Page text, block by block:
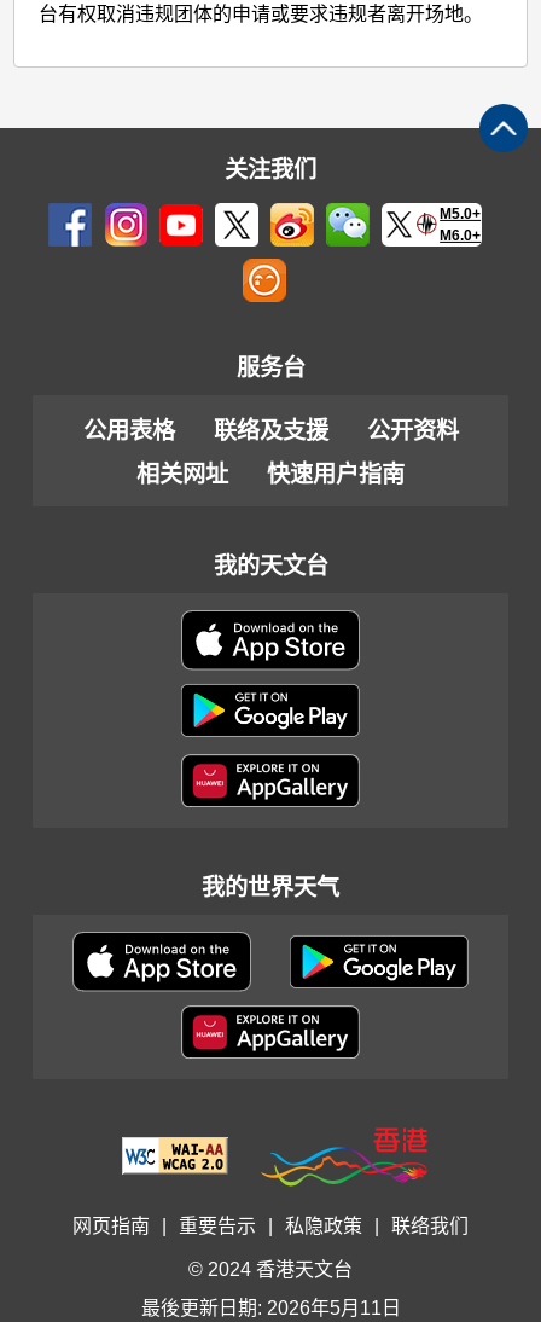
台有权取消违规团体的申请或要求违规者离开场地。
关注我们
M5.0+
M6.0+
服务台
公用表格 联络及支援
公开资料
相关网址
快速用户指南
我的天文台
我的世界天气
网页指南 重要告示 私隐政策 联络我们
© 2024 香港天文台
最後更新日期: 2026年5月11日